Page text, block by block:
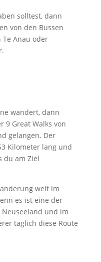
solltest, dann
von den Bussen
Anau oder
wandert, dann
9 Great Walks von
gelangen. Der
Kilometer lang und
du am Ziel
weit im
es ist eine der
und im
täglich diese Route